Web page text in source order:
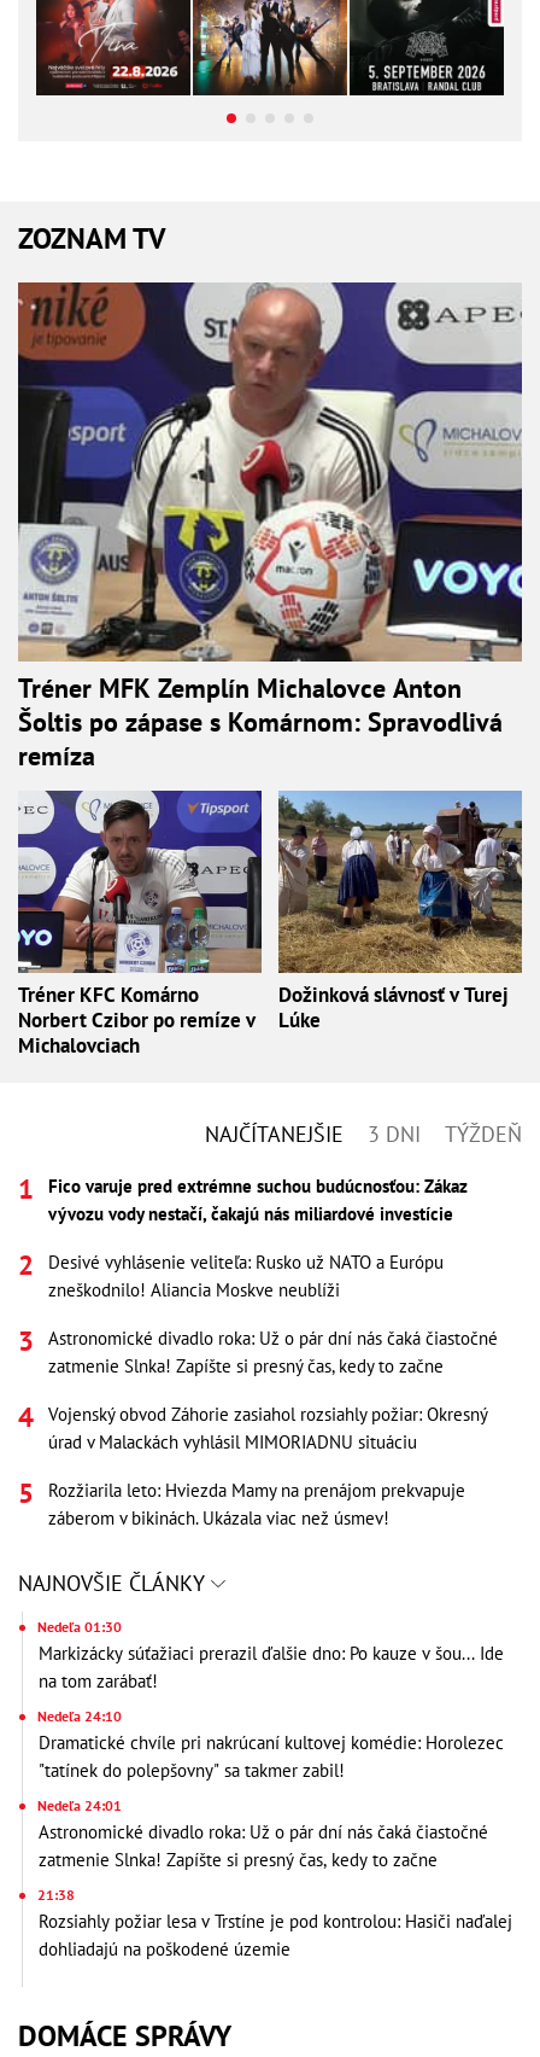
ZOZNAM TV
Tréner MFK Zemplín Michalovce Anton
Šoltis po zápase s Komárnom: Spravodlivá
remíza
Tréner KFC Komárno
Norbert Czibor po remíze v
Michalovciach
Dožinková slávnosť v Turej
Lúke
NAJČÍTANEJŠIE 3 DNI TÝŽDEŇ
Fico varuje pred extrémne suchou budúcnosťou: Zákaz
vývozu vody nestačí, čakajú nás miliardové investície
Desivé vyhlásenie veliteľa: Rusko už NATO a Európu
zneškodnilo! Aliancia Moskve neublíži
Astronomické divadlo roka: Už o pár dní nás čaká čiastočné
zatmenie Slnka! Zapíšte si presný čas, kedy to začne
Vojenský obvod Záhorie zasiahol rozsiahly požiar: Okresný
úrad v Malackách vyhlásil MIMORIADNU situáciu
Rozžiarila leto: Hviezda Mamy na prenájom prekvapuje
záberom v bikinách. Ukázala viac než úsmev!
NAJNOVŠIE ČLÁNKY
Nedeľa 01:30
Markizácky súťažiaci prerazil ďalšie dno: Po kauze v šou... Ide
na tom zarábať!
Nedeľa 24:10
Dramatické chvíle pri nakrúcaní kultovej komédie: Horolezec
"tatínek do polepšovny" sa takmer zabil!
Nedeľa 24:01
Astronomické divadlo roka: Už o pár dní nás čaká čiastočné
zatmenie Slnka! Zapíšte si presný čas, kedy to začne
21:38
Rozsiahly požiar lesa v Trstíne je pod kontrolou: Hasiči naďalej
dohliadajú na poškodené územie
DOMÁCE SPRÁVY